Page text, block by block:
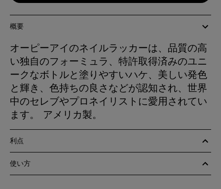
概要
オーピーアイのネイルラッカーは、品質の高
い独自のフォーミュラ、特許取得済みのユニ
ークなボトルと塗りやすいハケ、美しい発色
と輝き、色持ちの良さなどが認知され、世界
中のセレブやプロネイリストに愛用されてい
ます。 アメリカ製。
利点
使い方